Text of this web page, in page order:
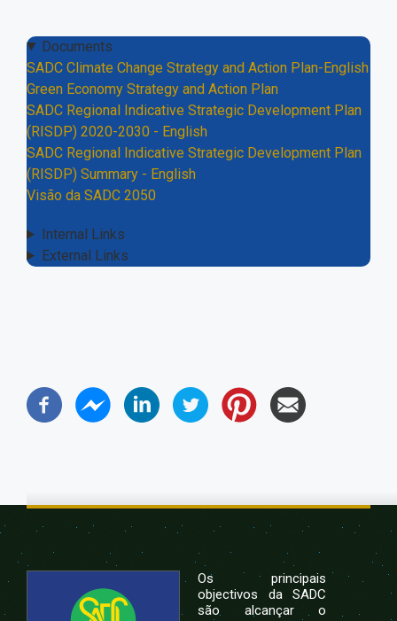
Documents
SADC Climate Change Strategy and Action Plan-English
Green Economy Strategy and Action Plan
SADC Regional Indicative Strategic Development Plan
(RISDP) 2020-2030 - English
SADC Regional Indicative Strategic Development Plan
(RISDP) Summary - English
Visão da SADC 2050
Internal Links
External Links
Os principais
objectivos da SADC
são alcançar o